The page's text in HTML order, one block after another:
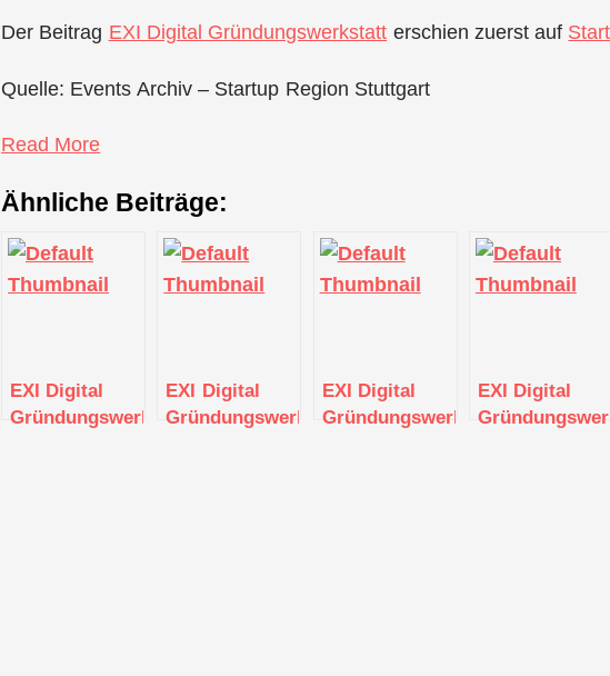
Der Beitrag EXI Digital Gründungswerkstatt erschien zuerst auf
Quelle: Events Archiv – Startup Region Stuttgart
Read More
Ähnliche Beiträge:
EXI Digital
Gründungswerkstatt
EXI Digital
Gründungswerkstatt
EXI Digital
Gründungswerkstatt
EXI Digital